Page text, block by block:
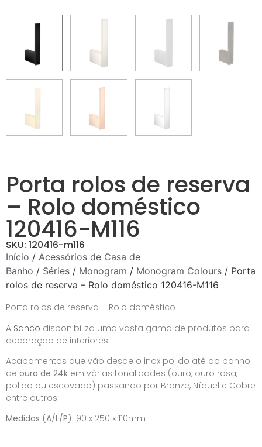
Porta rolos de reserva
– Rolo doméstico
120416-M116
SKU: 120416-m116
Início / Acessórios de Casa de
Banho / Séries / Monogram / Monogram Colours / Porta
rolos de reserva – Rolo doméstico 120416-M116
Porta rolos de reserva – Rolo doméstico
A Sanco disponibiliza uma vasta gama de produtos para
decoração de interiores.
Acabamentos que vão desde o inox polido até ao banho
de ouro de 24k em várias tonalidades (ouro, ouro rosa,
polido ou escovado) passando por Bronze, Níquel e Cobre
entre outros.
Medidas (A/L/P): 90 x 250 x 110mm